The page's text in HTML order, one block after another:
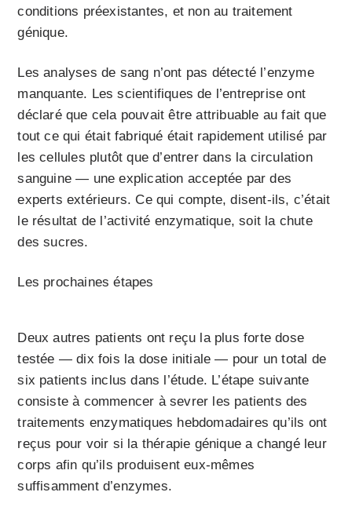
conditions préexistantes, et non au traitement
génique.
Les analyses de sang n’ont pas détecté l’enzyme
manquante. Les scientifiques de l’entreprise ont
déclaré que cela pouvait être attribuable au fait que
tout ce qui était fabriqué était rapidement utilisé par
les cellules plutôt que d’entrer dans la circulation
sanguine — une explication acceptée par des
experts extérieurs. Ce qui compte, disent-ils, c’était
le résultat de l’activité enzymatique, soit la chute
des sucres.
Les prochaines étapes
Deux autres patients ont reçu la plus forte dose
testée — dix fois la dose initiale — pour un total de
six patients inclus dans l’étude. L’étape suivante
consiste à commencer à sevrer les patients des
traitements enzymatiques hebdomadaires qu’ils ont
reçus pour voir si la thérapie génique a changé leur
corps afin qu’ils produisent eux-mêmes
suffisamment d’enzymes.